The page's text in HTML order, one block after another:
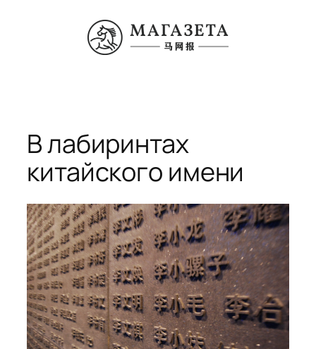
содержимому
В лабиринтах
китайского имени